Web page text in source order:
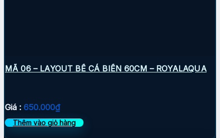
MÃ 06 – LAYOUT BỂ CÁ BIỂN 60CM – ROYALAQUA
Giá : 650.000₫
Thêm vào giỏ hàng